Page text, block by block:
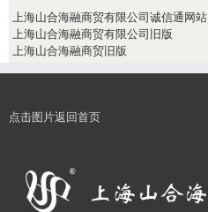
上海山合海融商贸有限公司诚信通网站
上海山合海融商贸有限公司旧版
上海山合海融商贸旧版
点击图片返回首页